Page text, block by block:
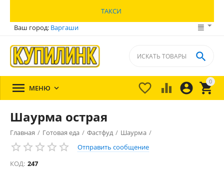
ТАКСИ
Ваш город: Варгаши
0


 

 МЕНЮ 
Шаурма острая
Главная / Готовая еда / Фастфуд / Шаурма /
Отправить сообщение
КОД: 247